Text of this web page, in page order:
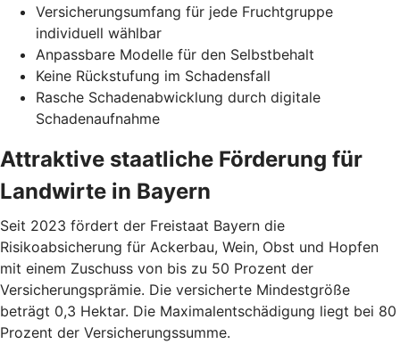
Versicherungsumfang für jede Fruchtgruppe
individuell wählbar
Anpassbare Modelle für den Selbstbehalt
Keine Rückstufung im Schadensfall
Rasche Schadenabwicklung durch digitale
Schadenaufnahme
Attraktive staatliche Förderung für
Landwirte in Bayern
Seit 2023 fördert der Freistaat Bayern die
Risikoabsicherung für Ackerbau, Wein, Obst und Hopfen
mit einem Zuschuss von bis zu 50 Prozent der
Versicherungsprämie. Die versicherte Mindestgröße
beträgt 0,3 Hektar. Die Maximalentschädigung liegt bei 80
Prozent der Versicherungssumme.